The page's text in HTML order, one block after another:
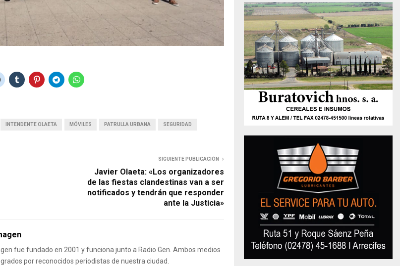
INTENDENTE OLAETA MÓVILES PATRULLA URBANA SEGURIDAD
SIGUIENTE PUBLICACIÓN
Javier Olaeta: «Los organizadores
de las fiestas clandestinas van a ser
notificados y tendrán que responder
ante la Justicia»
fue fundado en 2001 y funciona junto a Radio Gen. Ambos medios
por reconocidos periodistas de nuestra ciudad.